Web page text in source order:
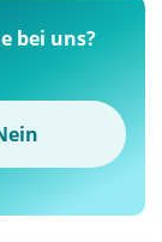
bei uns?